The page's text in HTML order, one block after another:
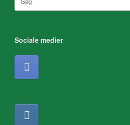
efter:
Sociale medier